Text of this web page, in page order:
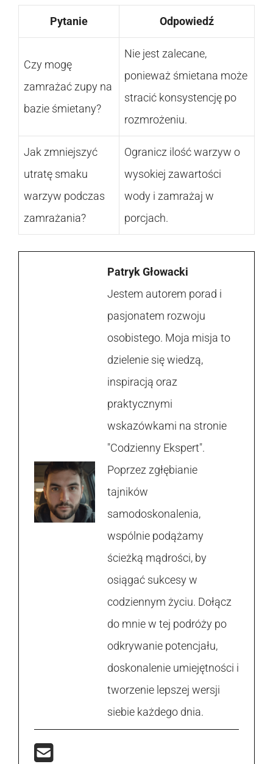
Pytanie Odpowiedź
Czy mogę
zamrażać zupy na
bazie śmietany?
Nie jest zalecane,
ponieważ śmietana może
stracić konsystencję po
rozmrożeniu.
Jak zmniejszyć
utratę smaku
warzyw podczas
zamrażania?
Ogranicz ilość warzyw o
wysokiej zawartości
wody i zamrażaj w
porcjach.
Patryk Głowacki
Jestem autorem porad i
pasjonatem rozwoju
osobistego. Moja misja to
dzielenie się wiedzą,
inspiracją oraz
praktycznymi
wskazówkami na stronie
"Codzienny Ekspert".
Poprzez zgłębianie
tajników
samodoskonalenia,
wspólnie podążamy
ścieżką mądrości, by
osiągać sukcesy w
codziennym życiu. Dołącz
do mnie w tej podróży po
odkrywanie potencjału,
doskonalenie umiejętności i
tworzenie lepszej wersji
siebie każdego dnia.